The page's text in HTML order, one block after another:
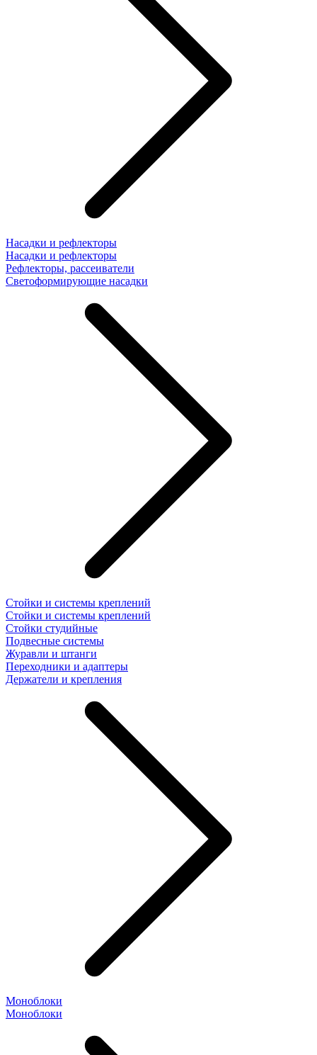
Насадки и рефлекторы
Насадки и рефлекторы
Рефлекторы, рассеиватели
Светоформирующие насадки
Стойки и системы креплений
Стойки и системы креплений
Стойки студийные
Подвесные системы
Журавли и штанги
Переходники и адаптеры
Держатели и крепления
Моноблоки
Моноблоки